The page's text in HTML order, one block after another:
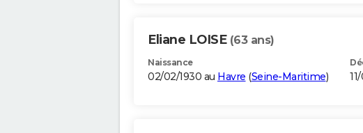
Eliane LOISE (63 ans)
Naissance
02/02/1930 au Havre (Seine-Maritime)